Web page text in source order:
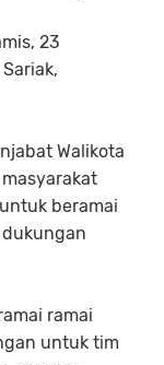
23
Walikota
beramai
ramai
untuk tim